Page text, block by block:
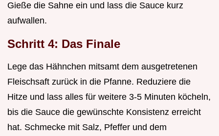
Gieße die Sahne ein und lass die Sauce kurz
aufwallen.
Schritt 4: Das Finale
Lege das Hähnchen mitsamt dem ausgetretenen
Fleischsaft zurück in die Pfanne. Reduziere die
Hitze und lass alles für weitere 3-5 Minuten köcheln,
bis die Sauce die gewünschte Konsistenz erreicht
hat. Schmecke mit Salz, Pfeffer und dem